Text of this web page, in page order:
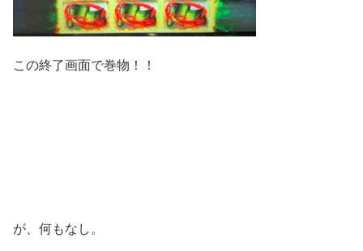
この終了画面で巻物！！
が、何もなし。